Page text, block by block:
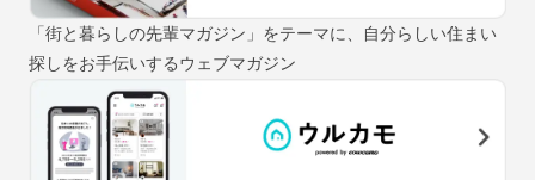
「街と暮らしの先輩マガジン」をテーマに、自分らしい住まい
探しをお手伝いするウェブマガジン